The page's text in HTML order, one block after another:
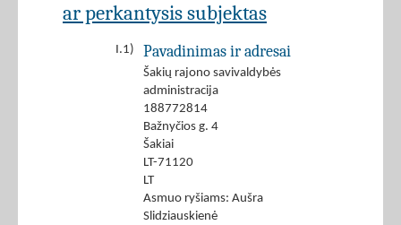
ar perkantysis subjektas
I.1) Pavadinimas ir adresai
Šakių rajono savivaldybės
administracija
188772814
Bažnyčios g. 4
Šakiai
LT-71120
LT
Asmuo ryšiams: Aušra
Slidziauskienė